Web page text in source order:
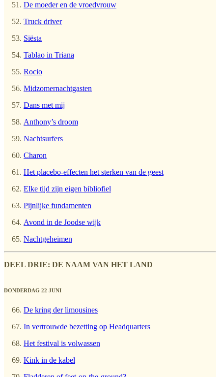
De moeder en de vroedvrouw
Truck driver
Siësta
Tablao in Triana
Rocio
Midzomernachtgasten
Dans met mij
Anthony’s droom
Nachtsurfers
Charon
Het placebo-effecten het sterken van de geest
Elke tijd zijn eigen bibliofiel
Pijnlijke fundamenten
Avond in de Joodse wijk
Nachtgeheimen
DEEL DRIE: DE NAAM VAN HET LAND
DONDERDAG 22 JUNI
De kring der limousines
In vertrouwde bezetting op Headquarters
Het festival is volwassen
Kink in de kabel